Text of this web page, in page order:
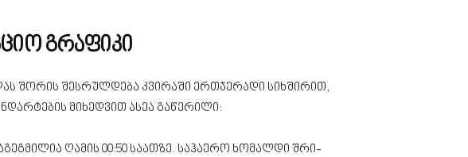
გრაფიკი
შორის შესრულდება კვირაში ერთჯერადი სიხშირით,
მიხედვით ასეა გაწერილი:
ღამის 00:50 საათზე. საჰაერო ხომალდი შრი-